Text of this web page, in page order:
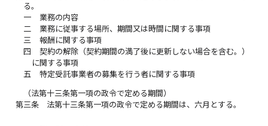
る。
一
業務の内容
二
業務に従事する場所、期間又は時間に関する事項
三
報酬に関する事項
四
契約の解除（契約期間の満了後に更新しない場合を含む。）
に関する事項
五
特定受託事業者の募集を行う者に関する事項
（法第十三条第一項の政令で定める期間）
第三条
法第十三条第一項の政令で定める期間は、六月とする。